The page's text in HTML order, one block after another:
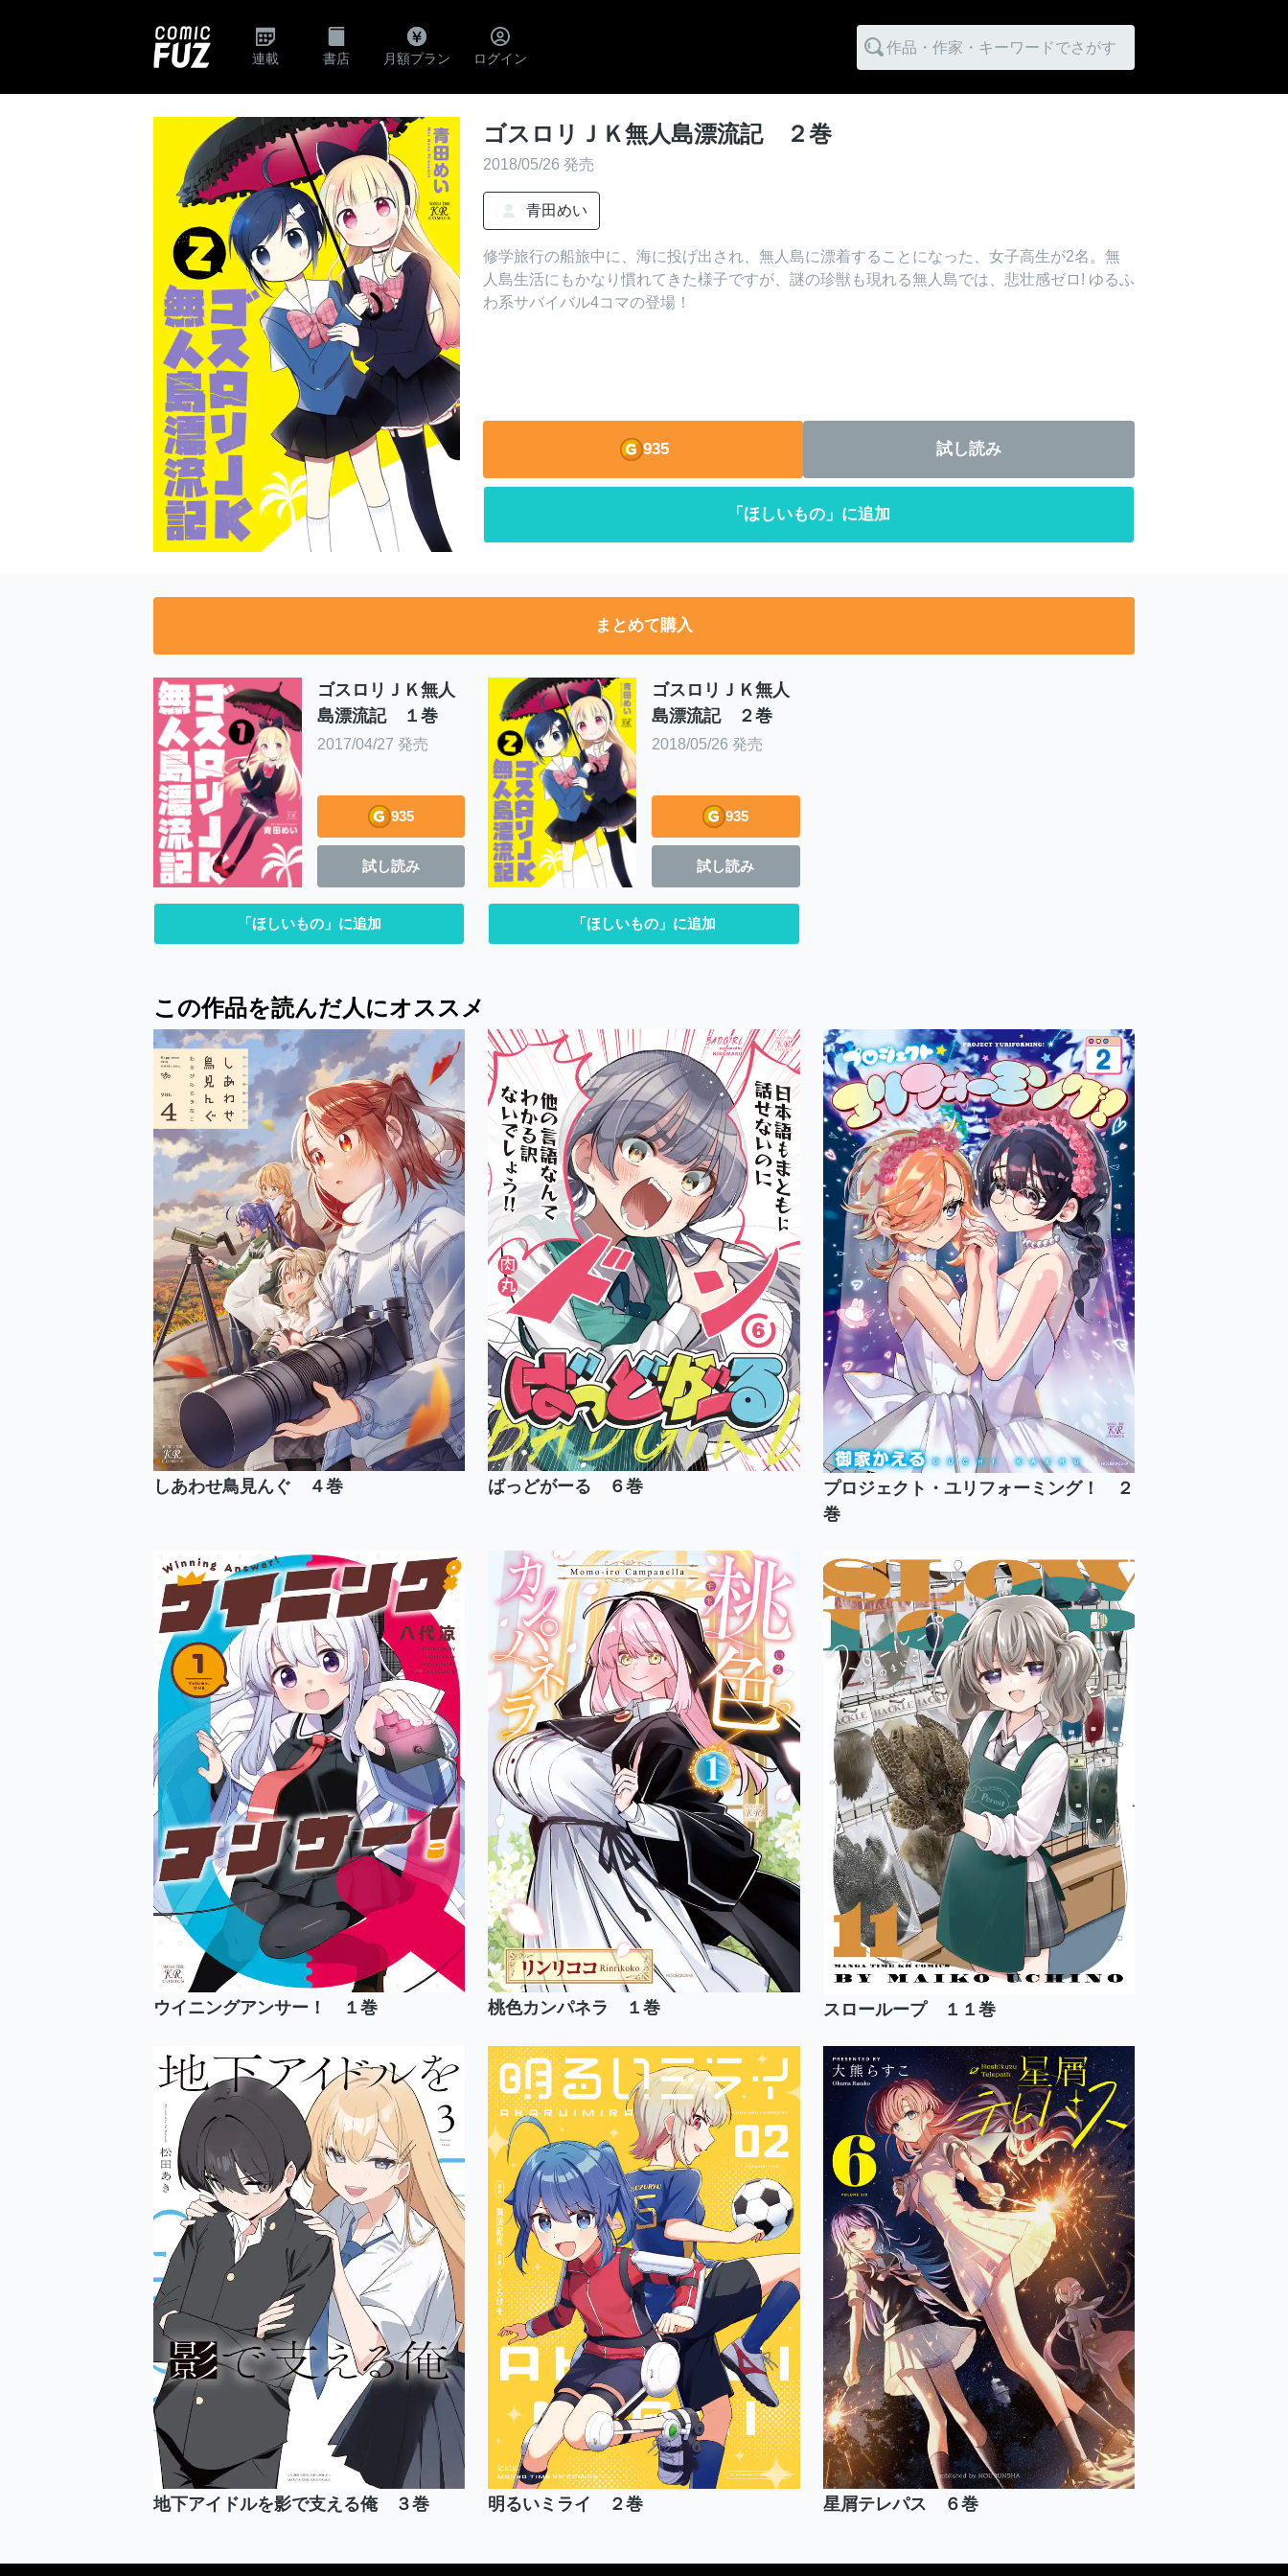
連載 書店 月額プラン ログイン
作品・作家・キーワードでさがす
ゴスロリＪＫ無人島漂流記 ２巻
2018/05/26 発売
青田めい
修学旅行の船旅中に、海に投げ出され、無人島に漂着することになった、女子高生が2名。無
人島生活にもかなり慣れてきた様子ですが、謎の珍獣も現れる無人島では、悲壮感ゼロ! ゆるふ
わ系サバイバル4コマの登場！
935 試し読み
「ほしいもの」に追加
まとめて購入
ゴスロリＪＫ無人
島漂流記 １巻
2017/04/27 発売
935
試し読み
「ほしいもの」に追加
ゴスロリＪＫ無人
島漂流記 ２巻
2018/05/26 発売
935
試し読み
「ほしいもの」に追加
この作品を読んだ人にオススメ
しあわせ鳥見んぐ ４巻 ばっどがーる ６巻
プロジェクト・ユリフォーミング！ ２
巻
ウイニングアンサー！ １巻 桃色カンパネラ １巻 スローループ １１巻
地下アイドルを影で支える俺 ３巻 明るいミライ ２巻 星屑テレパス ６巻